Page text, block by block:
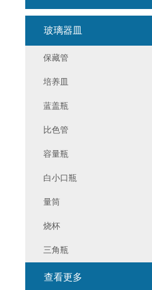
玻璃器皿
保藏管
培养皿
蓝盖瓶
比色管
容量瓶
白小口瓶
量筒
烧杯
三角瓶
查看更多